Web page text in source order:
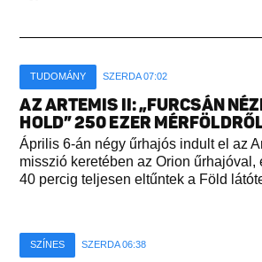
TUDOMÁNY SZERDA 07:02
AZ ARTEMIS II: „FURCSÁN
HOLD” 250 EZER
Április 6-án négy űrhajós indult el az
misszió keretében az Orion űrhajóval,
40 percig teljesen eltűntek a Föld
SZÍNES SZERDA 06:38